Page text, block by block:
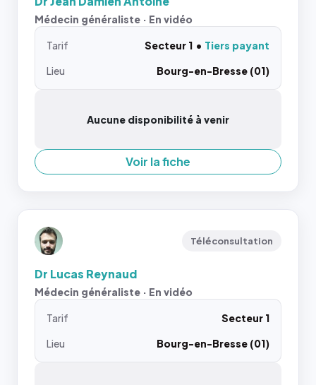
Médecin généraliste · En vidéo
Tarif Secteur 1
Tiers payant
Lieu
Bourg-en-Bresse (01)
Aucune disponibilité à venir
Voir la fiche
Téléconsultation
Dr Lucas Reynaud
Médecin généraliste · En vidéo
Tarif
Secteur 1
Lieu
Bourg-en-Bresse (01)